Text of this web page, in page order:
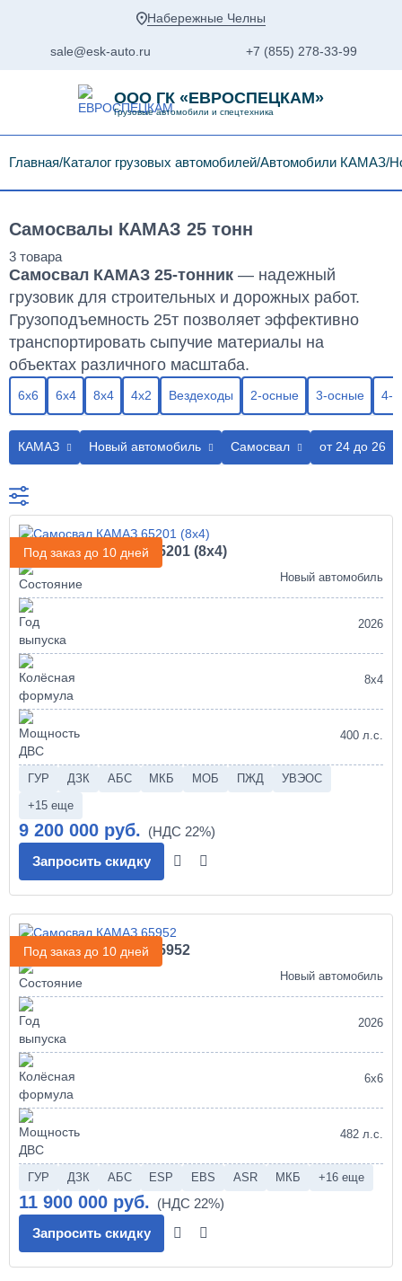
Набережные Челны
sale@esk-auto.ru +7 (855) 278-33-99
ООО ГК «ЕВРОСПЕЦКАМ»
Грузовые автомобили и спецтехника
Главная Каталог грузовых автомобилей Автомобили КАМАЗ
Самосвалы КАМАЗ 25 тонн
Самосвал КАМАЗ 25-тонник — надежный
грузовик для строительных и дорожных работ.
Грузоподъемность 25т позволяет эффективно
транспортировать сыпучие материалы на
объектах различного масштаба.
6х6 6х4 8х4 4х2 Вездеходы 2-осные 3-осные 4-
КАМАЗ Новый автомобиль Самосвал от 24 до 26
Под заказ до 10 дней
Самосвал КАМАЗ 65201 (8х4)
Новый автомобиль
2026
8х4
400 л.с.
ГУР ДЗК АБС МКБ МОБ ПЖД
УВЭОС
+15 еще
9 200 000 руб.
Запросить скидку
Под заказ до 10 дней
Самосвал КАМАЗ 65952
Новый автомобиль
2026
6х6
482 л.с.
ГУР ДЗК АБС ESP EBS ASR МКБ +16 еще
11 900 000 руб.
Запросить скидку